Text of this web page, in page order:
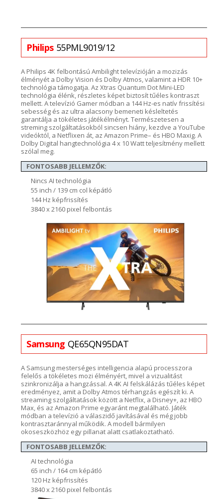
Philips 55PML9019/12
A Philips 4K felbontásúAmbilighttelevízióján a mozizás
élményét a Dolby Vision és DolbyAtmos, valamint a HDR 10+
technológia támogatja.AzXtras Quantum Dot Mini-LED
technológia élénk, részletes képet biztosít tűéles kontraszt
mellett. A televízió Gamer módban a 144Hz-es natív frissítési
sebesség és az ultra alacsony bemeneti késleltetés
garantálja a tökéletes játékélményt. Természetesen a
streming szolgáltatásokból sincsen hiány, kezdve aYouTube
videóktól, a Netflixen át, az Amazon Prime– és HBO Maxig. A
Dolby Digital hangtechnológia 4 x 10 Watt teljesítmény mellett
szólal meg.
FONTOSABB JELLEMZŐK:
Nincs AI technológia
55 inch / 139 cm col képátló
144 Hz képfrissítés
3840 x 2160 pixel felbontás
Samsung QE65QN95DAT
A Samsung mesterséges intelligencia alapú processzora
felelős a tökéletes mozi élményért, mivel a vizualitást
szinkronizálja a hangzással. A 4K AI felskálázás tűéles képet
eredményez, amit a DolbyAtmos térhangzás egészít ki.A
streaming szolgáltatások között a Netflix, a Disney+, az HBO
Max, és az Amazon Prime egyaránt megtalálható. Játék
módban a televízió a válaszidő javításával és még jobb
kontrasztaránnyal működik. A modell bármilyen
okoseszközhöz egy pillanat alatt csatlakoztatható.
FONTOSABB JELLEMZŐK:
AI technológia
65 inch / 164 cm képátló
120 Hz képfrissítés
3840 x 2160 pixel felbontás